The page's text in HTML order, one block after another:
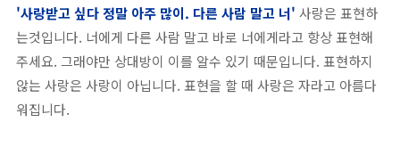
'사랑받고 싶다 정말 아주 많이. 다른 사람 말고 너' 사랑은 표현하
는것입니다. 너에게 다른 사람 말고 바로 너에게라고 항상 표현해
주세요. 그래야만 상대방이 이를 알수 있기 때문입니다. 표현하지
않는 사랑은 사랑이 아닙니다. 표현을 할 때 사랑은 자라고 아름다
워집니다.